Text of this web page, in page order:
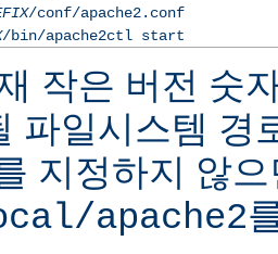
/conf/apache2.conf
/bin/apache2ctl start
작은 버전 숫
파일시스템 경
지정하지 않
apache2